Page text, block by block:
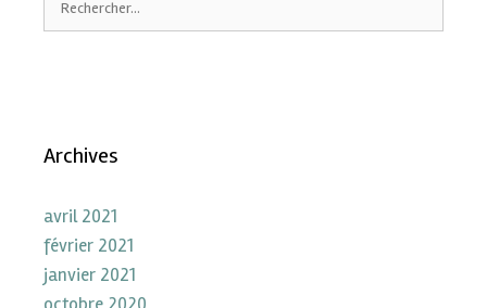
Archives
avril 2021
février 2021
janvier 2021